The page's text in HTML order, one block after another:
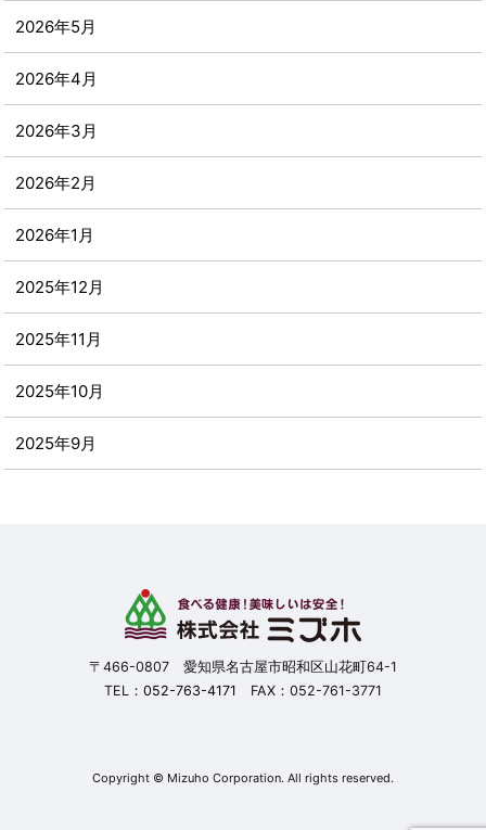
2026年5月
2026年4月
2026年3月
2026年2月
2026年1月
2025年12月
2025年11月
2025年10月
2025年9月
〒466-0807 愛知県名古屋市昭和区山花町64-1
TEL： 052-763-4171 FAX：052-761-3771
Copyright © Mizuho Corporation. All rights reserved.